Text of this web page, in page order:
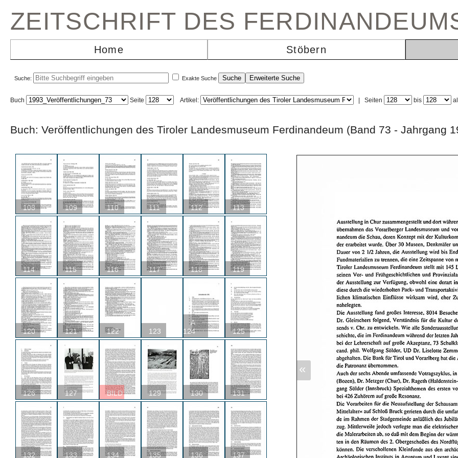
ZEITSCHRIFT DES
Home Stöbern
Suche: Exakte Suche
Buch Seite Artikel: Seiten bis
Buch: Veröffentlichungen des Tiroler Landesmuseum Ferdinandeum (Band 73 -
108 109 110 111 112 113
114 115 116 117 118 119
120 121 122 123
A
124
125
126 127 BILD 129 130 131
132 133 134 135 136 137
«